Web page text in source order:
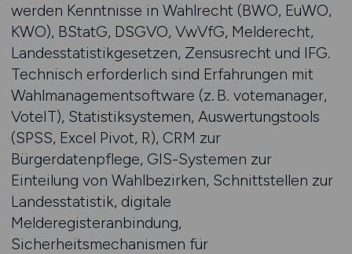
werden Kenntnisse in Wahlrecht (BWO, EuWO,
KWO), BStatG, DSGVO, VwVfG, Melderecht,
Landesstatistikgesetzen, Zensusrecht und IFG.
Technisch erforderlich sind Erfahrungen mit
Wahlmanagementsoftware (z. B. votemanager,
VoteIT), Statistiksystemen, Auswertungstools
(SPSS, Excel Pivot, R), CRM zur
Bürgerdatenpflege, GIS-Systemen zur
Einteilung von Wahlbezirken, Schnittstellen zur
Landesstatistik, digitale
Melderegisteranbindung,
Sicherheitsmechanismen für